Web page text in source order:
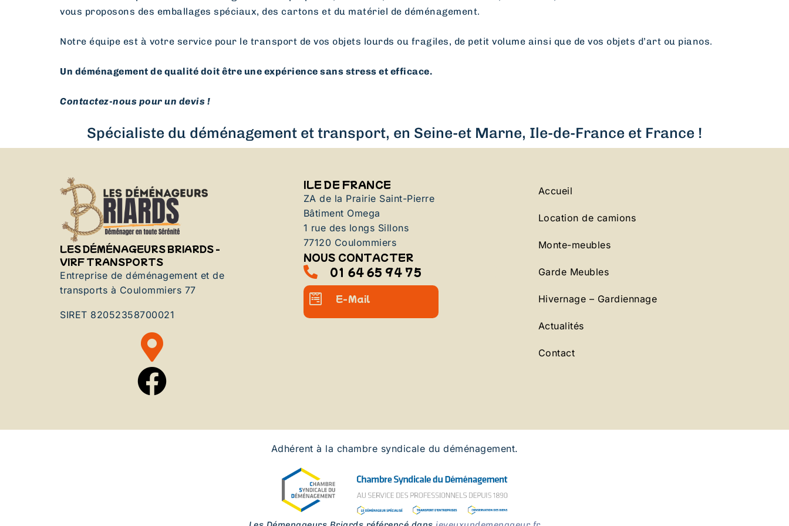
vous proposons des emballages spéciaux, des cartons et du matériel de déménagement.
Notre équipe est à votre service pour le transport de vos objets lourds ou fragiles, de petit volume ainsi que de vos objets d’art ou pianos.
Un déménagement de qualité doit être une expérience sans stress et efficace.
Contactez-nous pour un devis !
Spécialiste du déménagement et transport, en Seine-et Marne, Ile-de-France et France !
LES DÉMÉNAGEURS BRIARDS -
VIRF TRANSPORTS
Entreprise de déménagement et de
transports à Coulommiers 77
SIRET 82052358700021
ILE DE FRANCE
ZA de la Prairie Saint-Pierre
Bâtiment Omega
1 rue des longs Sillons
77120 Coulommiers
NOUS CONTACTER
01 64 65 94 75
E-Mail
Accueil
Location de camions
Monte-meubles
Garde Meubles
Hivernage – Gardiennage
Actualités
Contact
Adhérent à la chambre syndicale du déménagement.